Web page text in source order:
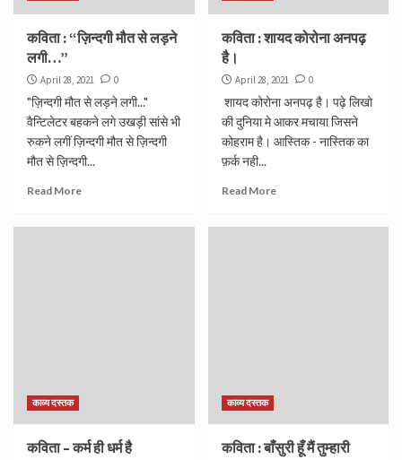
कविता : “ज़िन्दगी मौत से लड़ने
लगी…”
April 28, 2021 0
"ज़िन्दगी मौत से लड़ने लगी..."
वैन्टिलेटर बहकने लगे उखड़ी सांसे भी
रुकने लगीं ज़िन्दगी मौत से ज़िन्दगी
मौत से ज़िन्दगी...
Read More
कविता : शायद कोरोना अनपढ़
है।
April 28, 2021 0
शायद कोरोना अनपढ़ है। पढ़े लिखो
की दुनिया मे आकर मचाया जिसने
कोहराम है। आस्तिक - नास्तिक का
फ़र्क नही...
Read More
काव्य दस्तक
कविता – कर्म ही धर्म है
काव्य दस्तक
कविता : बाँसुरी हूँ मैं तुम्हारी